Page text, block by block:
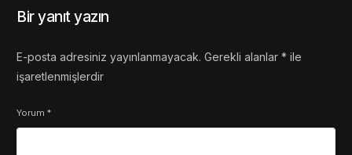
Bir yanıt yazın
E-posta adresiniz yayınlanmayacak. Gerekli alanlar* ile
işaretlenmişlerdir
Yorum*